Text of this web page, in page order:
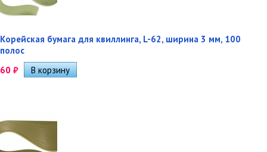
Корейская бумага для квиллинга, L-62, ширина 3 мм, 100
полос
60 ₽